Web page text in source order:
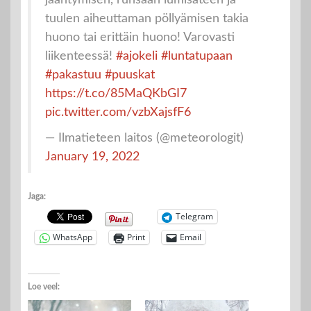
tuulen aiheuttaman pöllyämisen takia
huono tai erittäin huono! Varovasti
liikenteessä! #ajokeli #luntatupaan
#pakastuu #puuskat
https://t.co/85MaQKbGI7
pic.twitter.com/vzbXajsfF6
— Ilmatieteen laitos (@meteorologit)
January 19, 2022
Jaga:
Telegram
WhatsApp
Print Email
Loe veel: